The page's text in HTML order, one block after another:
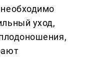
уход,